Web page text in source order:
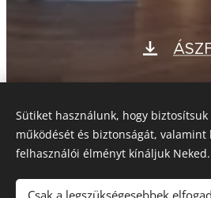
Sütik
Sütiket használunk, hogy
működését és biztonságát,
felhasználói élményt kínáljuk Neked.
Csak a legszükségesebbek